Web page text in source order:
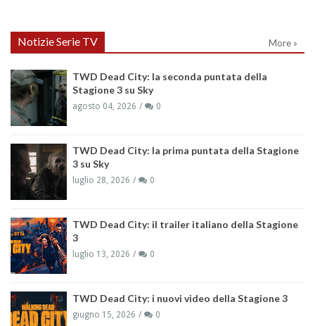
Notizie Serie TV More »
TWD Dead City: la seconda puntata della
Stagione 3 su Sky
agosto 04, 2026 0
TWD Dead City: la prima puntata della Stagione
3 su Sky
luglio 28, 2026 0
TWD Dead City: il trailer italiano della Stagione
3
luglio 13, 2026 0
TWD Dead City: i nuovi video della Stagione 3
giugno 15, 2026 0